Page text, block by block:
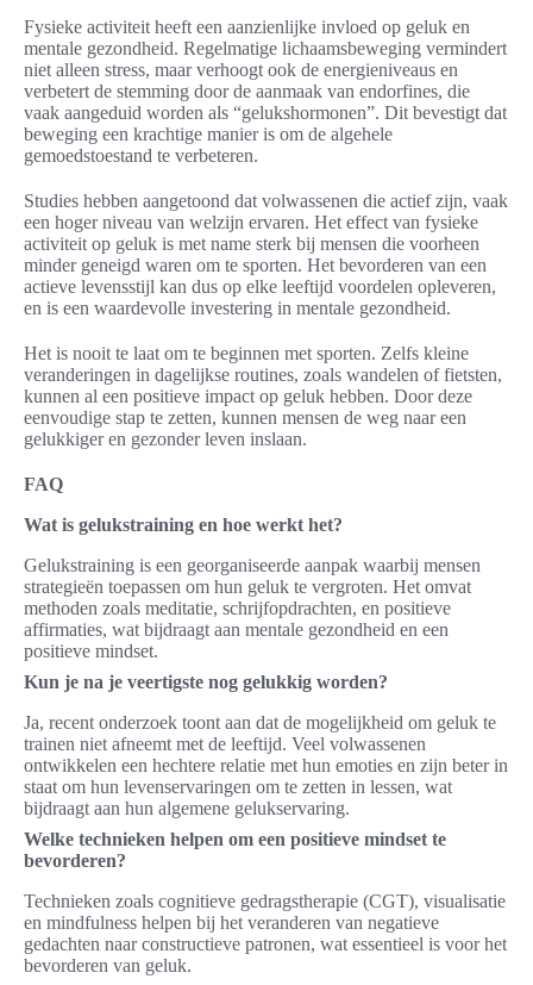
Fysieke activiteit heeft een aanzienlijke invloed op geluk en
mentale gezondheid. Regelmatige lichaamsbeweging vermindert
niet alleen stress, maar verhoogt ook de energieniveaus en
verbetert de stemming door de aanmaak van endorfines, die
vaak aangeduid worden als “gelukshormonen”. Dit bevestigt dat
beweging een krachtige manier is om de algehele
gemoedstoestand te verbeteren.
Studies hebben aangetoond dat volwassenen die actief zijn, vaak
een hoger niveau van welzijn ervaren. Het effect van fysieke
activiteit op geluk is met name sterk bij mensen die voorheen
minder geneigd waren om te sporten. Het bevorderen van een
actieve levensstijl kan dus op elke leeftijd voordelen opleveren,
en is een waardevolle investering in mentale gezondheid.
Het is nooit te laat om te beginnen met sporten. Zelfs kleine
veranderingen in dagelijkse routines, zoals wandelen of fietsten,
kunnen al een positieve impact op geluk hebben. Door deze
eenvoudige stap te zetten, kunnen mensen de weg naar een
gelukkiger en gezonder leven inslaan.
FAQ
Wat is gelukstraining en hoe werkt het?
Gelukstraining is een georganiseerde aanpak waarbij mensen
strategieën toepassen om hun geluk te vergroten. Het omvat
methoden zoals meditatie, schrijfopdrachten, en positieve
affirmaties, wat bijdraagt aan mentale gezondheid en een
positieve mindset.
Kun je na je veertigste nog gelukkig worden?
Ja, recent onderzoek toont aan dat de mogelijkheid om geluk te
trainen niet afneemt met de leeftijd. Veel volwassenen
ontwikkelen een hechtere relatie met hun emoties en zijn beter in
staat om hun levenservaringen om te zetten in lessen, wat
bijdraagt aan hun algemene gelukservaring.
Welke technieken helpen om een positieve mindset te
bevorderen?
Technieken zoals cognitieve gedragstherapie (CGT), visualisatie
en mindfulness helpen bij het veranderen van negatieve
gedachten naar constructieve patronen, wat essentieel is voor het
bevorderen van geluk.